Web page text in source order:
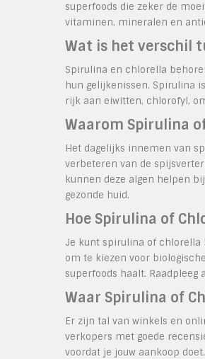
superfoods die zeker de
vitaminen, mineralen en
Wat is het verschil
Spirulina en chlorella
hun gelijkenissen. Spirulina
rijk aan eiwitten, chlorofyl,
Waarom Spirulina
Het dagelijks innemen van
verbeteren van de
kunnen deze algen helpen
gezonde huid.
Hoe Spirulina of
Je kunt spirulina of chlorella
om te kiezen voor
superfoods haalt.
Waar Spirulina of
Er zijn tal van winkels en
verkopers met goede
voordat je jouw aankoop doet.